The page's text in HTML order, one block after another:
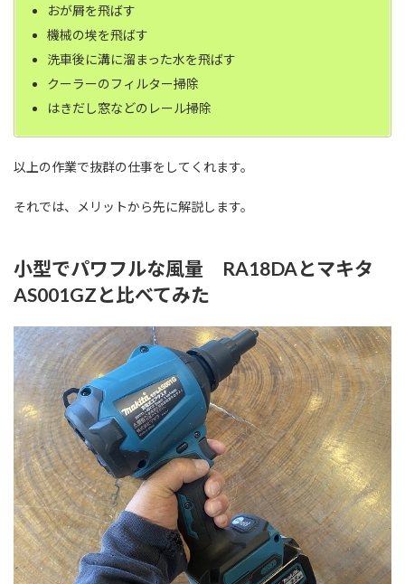
おが屑を飛ばす
機械の埃を飛ばす
洗車後に溝に溜まった水を飛ばす
クーラーのフィルター掃除
はきだし窓などのレール掃除
以上の作業で抜群の仕事をしてくれます。
それでは、メリットから先に解説します。
小型でパワフルな風量 RA18DAとマキタ
AS001GZと比べてみた